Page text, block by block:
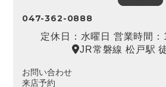
047-362-0888
定休日：水曜日 営業時間
JR常磐線 松戸駅
お問い合わせ
来店予約